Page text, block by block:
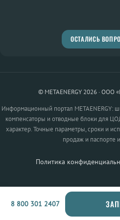
ОСТАЛИСЬ
© METAENERGY 2026 · ООО
Информационный портал METAENERGY:
компенсаторы и отводные блоки для
характер. Точные параметры, сроки и
продаж и паспорте
Политика
8 800 301 2407